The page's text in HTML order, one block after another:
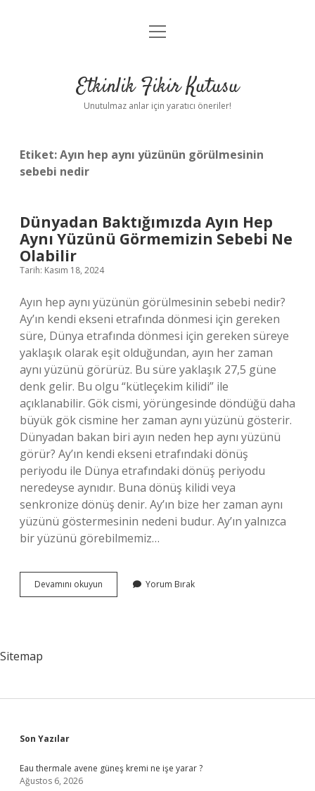
Anasayfa
Yasal Uyarı
menüyü
Etkinlik Fikir Kutusu
Unutulmaz anlar için yaratıcı öneriler!
Etiket:Ayın hep aynı yüzünün görülmesinin
sebebi nedir
Dünyadan Baktığımızda Ayın Hep
Aynı Yüzünü Görmemizin Sebebi Ne
Olabilir
Tarih: Kasım 18, 2024
Ayın hep aynı yüzünün görülmesinin sebebi nedir?
Ay’ın kendi ekseni etrafında dönmesi için gereken
süre, Dünya etrafında dönmesi için gereken süreye
yaklaşık olarak eşit olduğundan, ayın her zaman
aynı yüzünü görürüz. Bu süre yaklaşık 27,5 güne
denk gelir. Bu olgu “kütleçekim kilidi” ile
açıklanabilir. Gök cismi, yörüngesinde döndüğü daha
büyük gök cismine her zaman aynı yüzünü gösterir.
Dünyadan bakan biri ayın neden hep aynı yüzünü
görür? Ay’ın kendi ekseni etrafındaki dönüş
periyodu ile Dünya etrafındaki dönüş periyodu
neredeyse aynıdır. Buna dönüş kilidi veya
senkronize dönüş denir. Ay’ın bize her zaman aynı
yüzünü göstermesinin nedeni budur. Ay’ın yalnızca
bir yüzünü görebilmemiz…
Devamını okuyun Dünyadan
Baktığımızda
Olabilir
Yorum Bırak
Sitemap
Sidebar
Son Yazılar
Eau thermale avene güneş kremi ne işe yarar ?
Ağustos 6, 2026